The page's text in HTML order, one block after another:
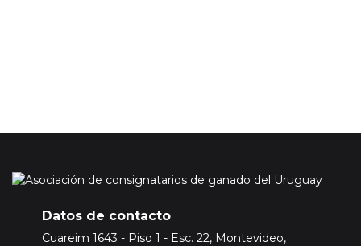
Datos de contacto
Cuareim 1643 - Piso 1 - Esc. 22, Montevideo,